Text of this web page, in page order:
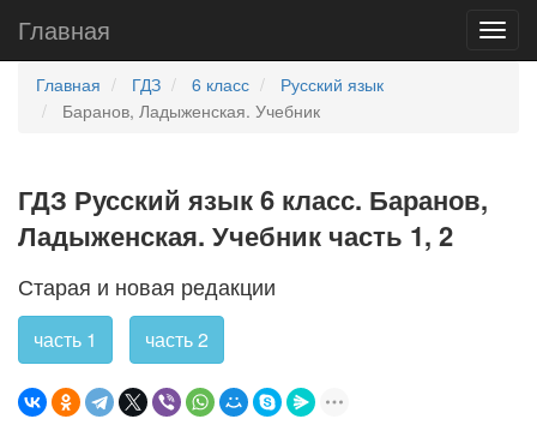
Главная
Главная ГДЗ 6 класс
Русский язык
Баранов, Ладыженская. Учебник
ГДЗ Русский язык 6 класс. Баранов,
Ладыженская. Учебник часть 1, 2
Старая и новая редакции
часть 1 часть 2